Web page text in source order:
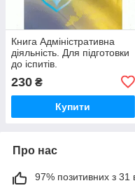
Книга Адміністративна
діяльність. Для підготовки
до іспитів.
230 ₴
Купити
Про нас
97% позитивних з 31